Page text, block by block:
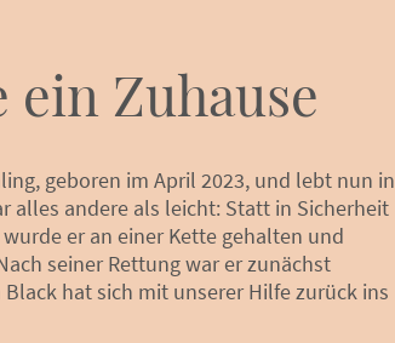
Zuhause
geboren im April 2023, und lebt nun in
alles andere als leicht: Statt in Sicherheit
er an einer Kette gehalten und
seiner Rettung war er zunächst
hat sich mit unserer Hilfe zurück ins